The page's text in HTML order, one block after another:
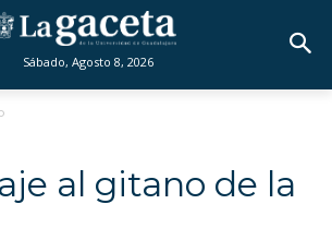
Sábado, Agosto 8, 2026
al gitano de la